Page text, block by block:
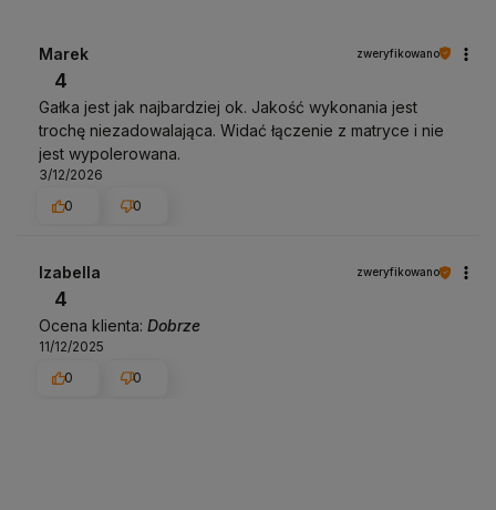
Marek zweryfikowano
4
Gałka jest jak najbardziej ok. Jakość wykonania jest
trochę niezadowalająca. Widać łączenie z matryce i nie
jest wypolerowana.
3/12/2026
0
0
Izabella zweryfikowano
4
Ocena klienta: Dobrze
11/12/2025
0
0